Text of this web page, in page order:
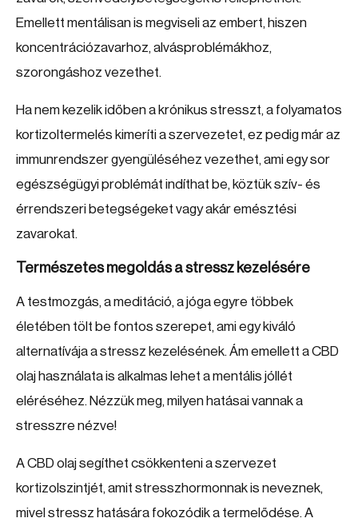
Emellett mentálisan is megviseli az embert, hiszen
koncentrációzavarhoz, alvásproblémákhoz,
szorongáshoz vezethet.
Ha nem kezelik időben a krónikus stresszt, a folyamatos
kortizoltermelés kimeríti a szervezetet, ez pedig már az
immunrendszer gyengüléséhez vezethet, ami egy sor
egészségügyi problémát indíthat be, köztük szív- és
érrendszeri betegségeket vagy akár emésztési
zavarokat.
Természetes megoldás a stressz kezelésére
A testmozgás, a meditáció, a jóga egyre többek
életében tölt be fontos szerepet, ami egy kiváló
alternatívája a stressz kezelésének. Ám emellett a CBD
olaj használata is alkalmas lehet a mentális jóllét
eléréséhez. Nézzük meg, milyen hatásai vannak a
stresszre nézve!
A CBD olaj segíthet csökkenteni a szervezet
kortizolszintjét, amit stresszhormonnak is neveznek,
mivel stressz hatására fokozódik a termelődése. A